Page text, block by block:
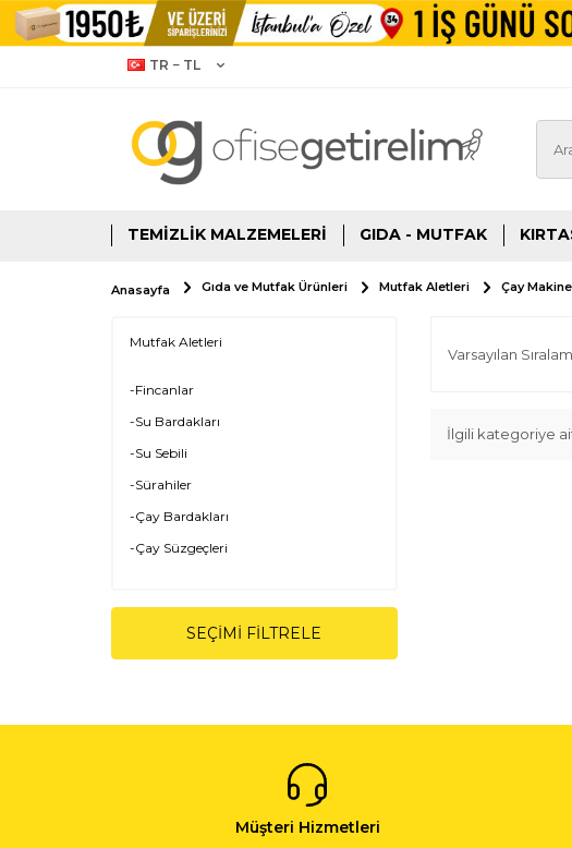
TR − TL
TEMIZLIK MALZEMELERI GIDA - MUTFAK
Anasayfa Gıda ve Mutfak Ürünleri Mutfak Aletleri Çay
Mutfak Aletleri
-Fincanlar
-Su Bardakları
-Su Sebili
-Sürahiler
-Çay Bardakları
-Çay Süzgeçleri
SEÇIMI FILTRELE
İlgili kategoriye
Müşteri Hizmetleri